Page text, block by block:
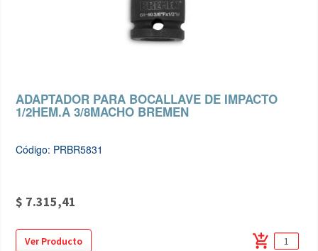
ADAPTADOR PARA BOCALLAVE DE IMPACTO
1/2HEM.A 3/8MACHO BREMEN
Código: PRBR5831
$ 7.315,41
Ver Producto add_shopping_cart